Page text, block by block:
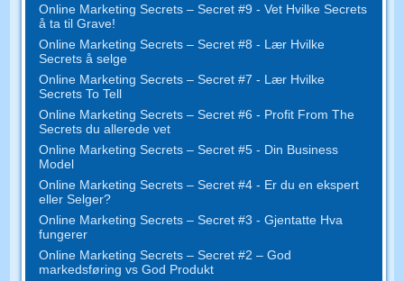
Online Marketing Secrets – Secret #9 - Vet Hvilke Secrets
å ta til Grave!
Online Marketing Secrets – Secret #8 - Lær Hvilke
Secrets å selge
Online Marketing Secrets – Secret #7 - Lær Hvilke
Secrets To Tell
Online Marketing Secrets – Secret #6 - Profit From The
Secrets du allerede vet
Online Marketing Secrets – Secret #5 - Din Business
Model
Online Marketing Secrets – Secret #4 - Er du en ekspert
eller Selger?
Online Marketing Secrets – Secret #3 - Gjentatte Hva
fungerer
Online Marketing Secrets – Secret #2 – God
markedsføring vs God Produkt